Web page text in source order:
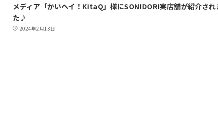
メディア「かいヘイ！KitaQ」様にSONIDORI実店舗が紹介され
た♪
2024年2月13日